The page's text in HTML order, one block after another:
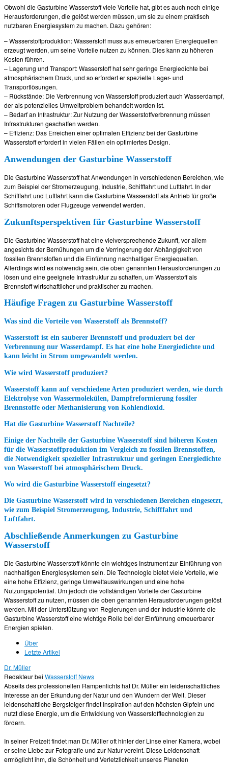
Obwohl die Gasturbine Wasserstoff viele Vorteile hat, gibt es auch noch einige
Herausforderungen, die gelöst werden müssen, um sie zu einem praktisch
nutzbaren Energiesystem zu machen. Dazu gehören:
– Wasserstoffproduktion: Wasserstoff muss aus erneuerbaren Energiequellen
erzeugt werden, um seine Vorteile nutzen zu können. Dies kann zu höheren
Kosten führen.
– Lagerung und Transport: Wasserstoff hat sehr geringe Energiedichte bei
atmosphärischem Druck, und so erfordert er spezielle Lager- und
Transportlösungen.
– Rückstände: Die Verbrennung von Wasserstoff produziert auch Wasserdampf,
der als potenzielles Umweltproblem behandelt worden ist.
– Bedarf an Infrastruktur: Zur Nutzung der Wasserstoffverbrennung müssen
Infrastrukturen geschaffen werden.
– Effizienz: Das Erreichen einer optimalen Effizienz bei der Gasturbine
Wasserstoff erfordert in vielen Fällen ein optimiertes Design.
Anwendungen der Gasturbine Wasserstoff
Die Gasturbine Wasserstoff hat Anwendungen in verschiedenen Bereichen, wie
zum Beispiel der Stromerzeugung, Industrie, Schifffahrt und Luftfahrt. In der
Schifffahrt und Luftfahrt kann die Gasturbine Wasserstoff als Antrieb für große
Schiffsmotoren oder Flugzeuge verwendet werden.
Zukunftsperspektiven für Gasturbine Wasserstoff
Die Gasturbine Wasserstoff hat eine vielversprechende Zukunft, vor allem
angesichts der Bemühungen um die Verringerung der Abhängigkeit von
fossilen Brennstoffen und die Einführung nachhaltiger Energiequellen.
Allerdings wird es notwendig sein, die oben genannten Herausforderungen zu
lösen und eine geeignete Infrastruktur zu schaffen, um Wasserstoff als
Brennstoff wirtschaftlicher und praktischer zu machen.
Häufige Fragen zu Gasturbine Wasserstoff
Was sind die Vorteile von Wasserstoff als Brennstoff?
Wasserstoff ist ein sauberer Brennstoff und produziert bei der
Verbrennung nur Wasserdampf. Es hat eine hohe Energiedichte und
kann leicht in Strom umgewandelt werden.
Wie wird Wasserstoff produziert?
Wasserstoff kann auf verschiedene Arten produziert werden, wie durch
Elektrolyse von Wassermolekülen, Dampfreformierung fossiler
Brennstoffe oder Methanisierung von Kohlendioxid.
Hat die Gasturbine Wasserstoff Nachteile?
Einige der Nachteile der Gasturbine Wasserstoff sind höheren Kosten
für die Wasserstoffproduktion im Vergleich zu fossilen Brennstoffen,
die Notwendigkeit spezieller Infrastruktur und geringen Energiedichte
von Wasserstoff bei atmosphärischem Druck.
Wo wird die Gasturbine Wasserstoff eingesetzt?
Die Gasturbine Wasserstoff wird in verschiedenen Bereichen eingesetzt,
wie zum Beispiel Stromerzeugung, Industrie, Schifffahrt und
Luftfahrt.
Abschließende Anmerkungen zu Gasturbine
Wasserstoff
Die Gasturbine Wasserstoff könnte ein wichtiges Instrument zur Einführung von
nachhaltigen Energiesystemen sein. Die Technologie bietet viele Vorteile, wie
eine hohe Effizienz, geringe Umweltauswirkungen und eine hohe
Nutzungspotential. Um jedoch die vollständigen Vorteile der Gasturbine
Wasserstoff zu nutzen, müssen die oben genannten Herausforderungen gelöst
werden. Mit der Unterstützung von Regierungen und der Industrie könnte die
Gasturbine Wasserstoff eine wichtige Rolle bei der Einführung erneuerbarer
Energien spielen.
Über
Letzte Artikel
Dr. Müller
Redakteurbei Wasserstoff News
Abseits des professionellen Rampenlichts hat Dr. Müller ein leidenschaftliches
Interesse an der Erkundung der Natur und den Wundern der Welt. Dieser
leidenschaftliche Bergsteiger findet Inspiration auf den höchsten Gipfeln und
nutzt diese Energie, um die Entwicklung von Wasserstofftechnologien zu
fördern.
In seiner Freizeit findet man Dr. Müller oft hinter der Linse einer Kamera, wobei
er seine Liebe zur Fotografie und zur Natur vereint. Diese Leidenschaft
ermöglicht ihm, die Schönheit und Verletzlichkeit unseres Planeten